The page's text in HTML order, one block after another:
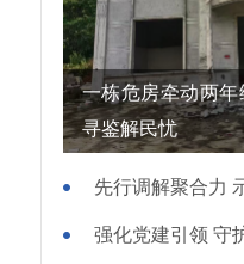
一栋危房牵动两
寻鉴解民忧
先行调解聚合力
强化党建引领 守